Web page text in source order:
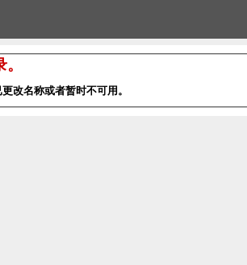
改名称或者暂时不可用。